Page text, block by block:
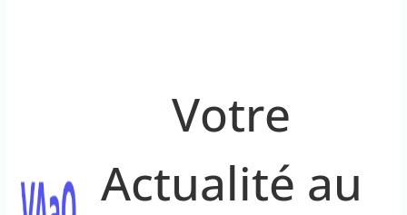
Votre
Actualité au